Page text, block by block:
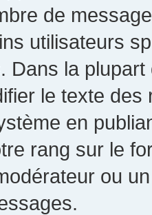
de
utilisateurs
Dans la
le texte
en
rang sur le
ou